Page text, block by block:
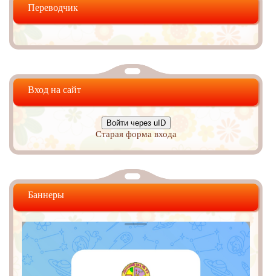
Переводчик
Вход на сайт
Войти через uID
Старая форма входа
Баннеры